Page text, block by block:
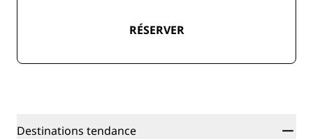
RÉSERVER
Destinations tendance